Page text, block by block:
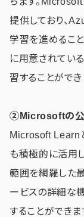
提供しており、
学習を進めるこ
に用意されてい
習することができ
②Microsoftの公
Microsoft Learn
も積極的に活用し
範囲を網羅した
ービスの詳細な
することができま